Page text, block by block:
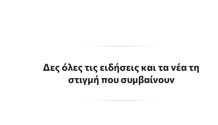
Δες όλες τις ειδήσεις και τα νέα τη
στιγμή που συμβαίνουν